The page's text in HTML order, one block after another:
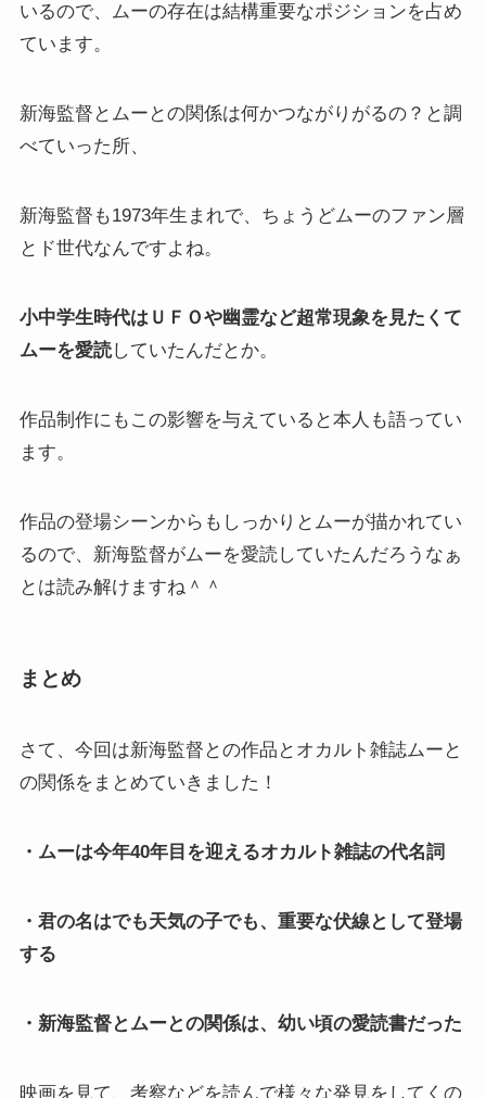
いるので、ムーの存在は結構重要なポジションを占め
ています。
新海監督とムーとの関係は何かつながりがるの？と調
べていった所、
新海監督も1973年生まれで、ちょうどムーのファン層
とド世代なんですよね。
小中学生時代はＵＦＯや幽霊など超常現象を見たくて
ムーを愛読していたんだとか。
作品制作にもこの影響を与えていると本人も語ってい
ます。
作品の登場シーンからもしっかりとムーが描かれてい
るので、新海監督がムーを愛読していたんだろうなぁ
とは読み解けますね＾＾
まとめ
さて、今回は新海監督との作品とオカルト雑誌ムーと
の関係をまとめていきました！
・ムーは今年40年目を迎えるオカルト雑誌の代名詞
・君の名はでも天気の子でも、重要な伏線として登場
する
・新海監督とムーとの関係は、幼い頃の愛読書だった
映画を見て、考察などを読んで様々な発見をしてくの